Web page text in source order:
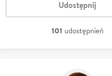
Udostępnij
101 udostępnień